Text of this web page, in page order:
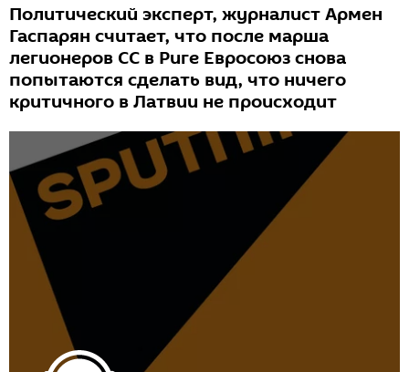
Политический эксперт, журналист Армен
Гаспарян считает, что после марша
легионеров СС в Риге Евросоюз снова
попытаются сделать вид, что ничего
критичного в Латвии не происходит